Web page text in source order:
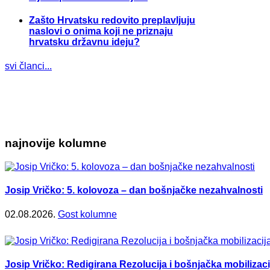
Zašto Hrvatsku redovito preplavljuju
naslovi o onima koji ne priznaju
hrvatsku državnu ideju?
svi članci...
najnovije kolumne
Josip Vričko: 5. kolovoza – dan bošnjačke nezahvalnosti
02.08.2026. Gost kolumne
Josip Vričko: Redigirana Rezolucija i bošnjačka